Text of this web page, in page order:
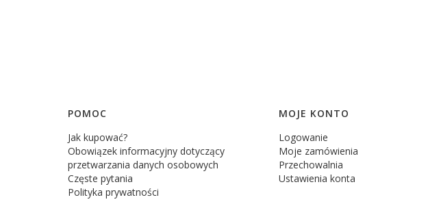
POMOC
Jak kupować?
Obowiązek informacyjny dotyczący
przetwarzania danych osobowych
Częste pytania
Polityka prywatności
MOJE KONTO
Logowanie
Moje zamówienia
Przechowalnia
Ustawienia konta